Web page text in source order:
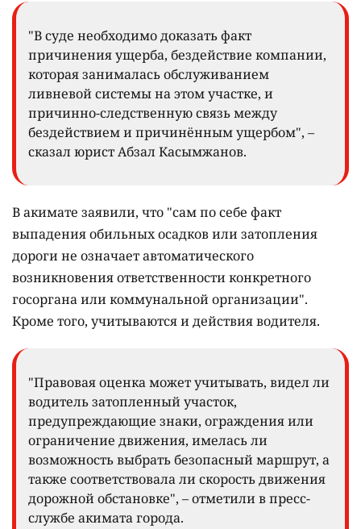
"В суде необходимо доказать факт
причинения ущерба, бездействие компании,
которая занималась обслуживанием
ливневой системы на этом участке, и
причинно-следственную связь между
бездействием и причинённым ущербом", –
сказал юрист Абзал Касымжанов.
В акимате заявили, что "сам по себе факт
выпадения обильных осадков или затопления
дороги не означает автоматического
возникновения ответственности конкретного
госоргана или коммунальной организации".
Кроме того, учитываются и действия водителя.
"Правовая оценка может учитывать, видел ли
водитель затопленный участок,
предупреждающие знаки, ограждения или
ограничение движения, имелась ли
возможность выбрать безопасный маршрут, а
также соответствовала ли скорость движения
дорожной обстановке", – отметили в пресс-
службе акимата города.